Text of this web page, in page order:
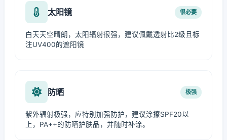
太阳镜 很必要
白天天空晴朗，太阳辐射很强，建议佩戴透射比2级且标
注UV400的遮阳镜
防晒 极强
紫外辐射极强，应特别加强防护，建议涂擦SPF20以
上，PA++的防晒护肤品，并随时补涂。